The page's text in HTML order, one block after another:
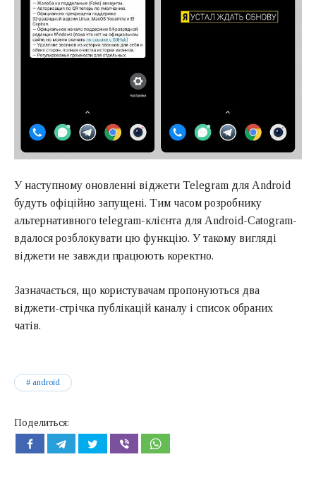
У наступному оновленні віджети Telegram для Android
будуть офіційно запущені. Тим часом розробнику
альтернативного telegram-клієнта для Android-Catogram-
вдалося розблокувати цю функцію. У такому вигляді
віджети не завжди працюють коректно.
Зазначається, що користувачам пропонуються два
віджети-стрічка публікацій каналу і список обраних
чатів.
android
Поделиться: